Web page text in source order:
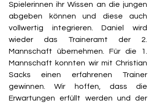
Spielerinnen ihr Wissen an die jungen
abgeben können und diese auch
vollwertig integrieren. Daniel wird
wieder das Traineramt der 2.
Mannschaft übernehmen. Für die 1.
Mannschaft konnten wir mit Christian
Sacks einen erfahrenen Trainer
gewinnen. Wir hoffen, dass die
Erwartungen erfüllt werden und der